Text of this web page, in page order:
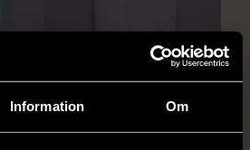
Information Om